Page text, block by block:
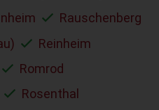
Rauschenberg
Reinheim
Romrod
Rosenthal